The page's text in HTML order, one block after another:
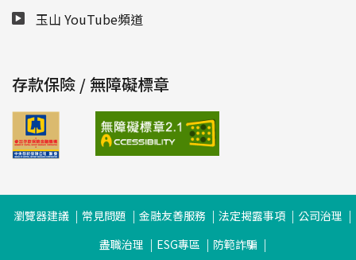
玉山 YouTube頻道
存款保險 / 無障礙標章
瀏覽器建議 常見問題 金融友善服務 法定揭露事項
公司治理
盡職治理
ESG專區
防範詐騙